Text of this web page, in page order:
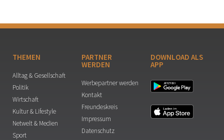
THEMEN
Alltag & Gesellschaft
Politik
Wirtschaft
Kultur & Lifestyle
Netwelt & Medien
Sport
PARTNER
WERDEN
Werbepartner werden
Kontakt
Freundeskreis
Impressum
Datenschutz
DOWNLOAD ALS
APP